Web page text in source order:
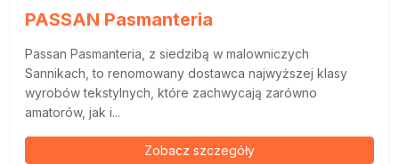
PASSAN Pasmanteria
Passan Pasmanteria, z siedzibą w malowniczych
Sannikach, to renomowany dostawca najwyższej klasy
wyrobów tekstylnych, które zachwycają zarówno
amatorów, jak i...
Zobacz szczegóły